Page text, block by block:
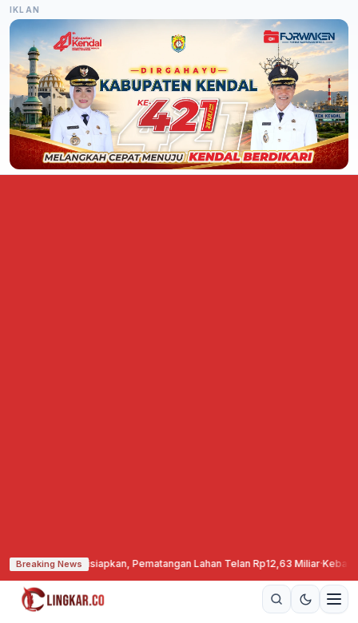
IKLAN
Breaking News
Cepu Mulai Disiapkan, Pematangan Lahan Telan Rp12,63 Miliar·